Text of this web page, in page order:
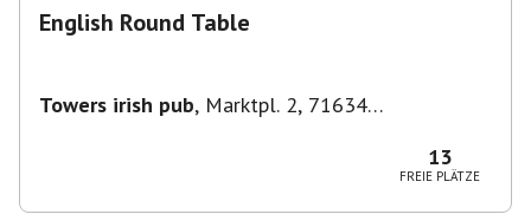
English Round Table
Towers irish pub, Marktpl. 2, 71634
13
FREIE PLÄTZE